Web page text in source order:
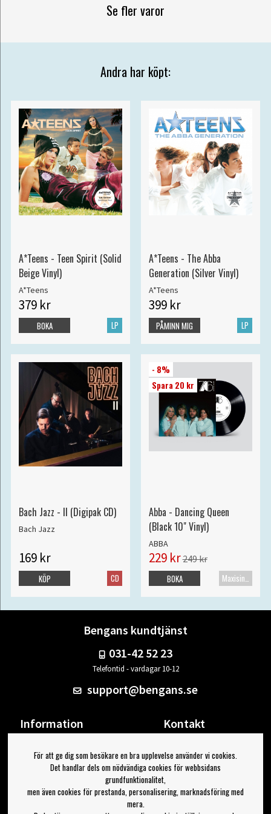
Se fler varor
Andra har köpt:
A*Teens - Teen Spirit (Solid
Beige Vinyl)
A*Teens
379 kr
LP
BOKA
A*Teens - The Abba
Generation (Silver Vinyl)
A*Teens
399 kr
LP
PÅMINN MIG
Bach Jazz - II (Digipak CD)
Bach Jazz
169 kr
CD
KÖP
- 8%
Spara 20 kr
Abba - Dancing Queen
(Black 10" Vinyl)
ABBA
229 kr249 kr
Maxisingel
BOKA
Bengans kundtjänst
031-42 52 23
Telefontid - vardagar 10-12
support@bengans.se
Information
Om Bengans
FAQ / Köp- & Leveransvillkor
Kontakt
Din sida
Logga ut
Jag vill ha tips från Bengans
För att ge dig som besökare en bra upplevelse använder vi cookies.
Det handlar dels om nödvändiga cookies för webbsidans
grundfunktionalitet,
men även cookies för prestanda, personalisering, marknadsföring med
mera.